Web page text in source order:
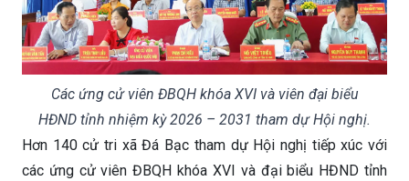
Các ứng cử viên ĐBQH khóa XVI và viên đại biểu
HĐND tỉnh nhiệm kỳ 2026 – 2031 tham dự Hội nghị.
Hơn 140 cử tri xã Đá Bạc tham dự Hội nghị tiếp xúc với
các ứng cử viên ĐBQH khóa XVI và đại biểu HĐND tỉnh